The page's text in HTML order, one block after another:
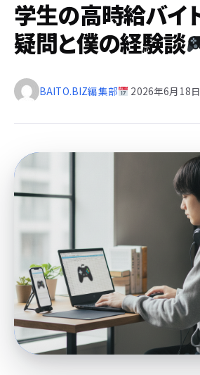
学生の高時給バイ
疑問と僕の経験談
BAITO.BIZ編集部 2026年6月18日